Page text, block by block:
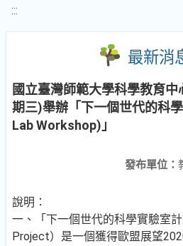
:::
最新消
國立臺灣師範大學科學教育
期三)舉辦「下一個世代的科
Lab Workshop)」
發布單位：
說明：
一、「下一個世代的科學實驗室
Project）是一個獲得歐盟展望